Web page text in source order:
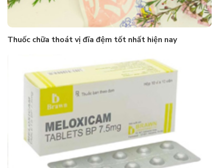
Thuốc chữa thoát vị đĩa đệm tốt nhất hiện nay